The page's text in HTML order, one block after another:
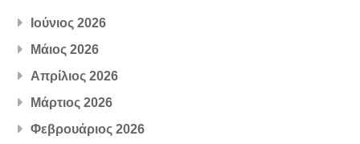
Ιούνιος 2026
Μάιος 2026
Απρίλιος 2026
Μάρτιος 2026
Φεβρουάριος 2026